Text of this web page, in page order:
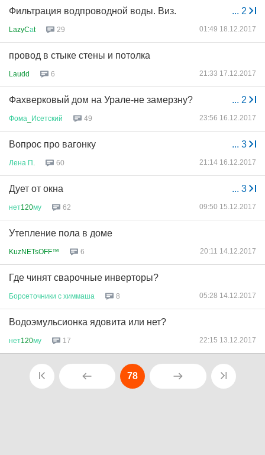
... 2
Фильтрация водпроводной воды. Виз.
LazyCаt 29 01:49 18.12.2017
провод в стыке стены и потолка
Laudd 6 21:33 17.12.2017
... 2
Фахверковый дом на Урале-не замерзну?
Фома Исетский 49 23:56 16.12.2017
... 3
Вопрос про вагонку
Лена П 60 21:14 16.12.2017
... 3
Дует от окна
нет120му 62 09:50 15.12.2017
Утепление пола в доме
KuzNETsOFF™ 6 20:11 14.12.2017
Где чинят сварочные инверторы?
Борсеточники с химмаша 8 05:28 14.12.2017
Водоэмульсионка ядовита или нет?
нет120му 17 22:15 13.12.2017
78